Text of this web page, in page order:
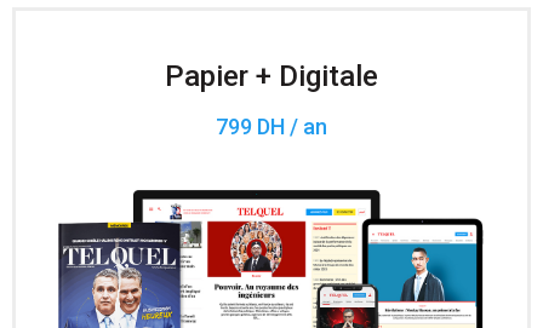
Papier + Digitale
799 DH / an